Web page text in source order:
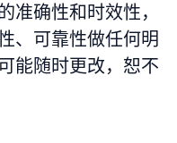
准确性和时效性，
、可靠性做任何明
能随时更改，恕不